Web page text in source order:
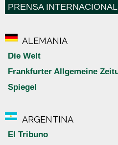
PRENSA INTERNACIONAL
ALEMANIA
Die Welt
Frankfurter Allgemeine
Spiegel
ARGENTINA
El Tribuno